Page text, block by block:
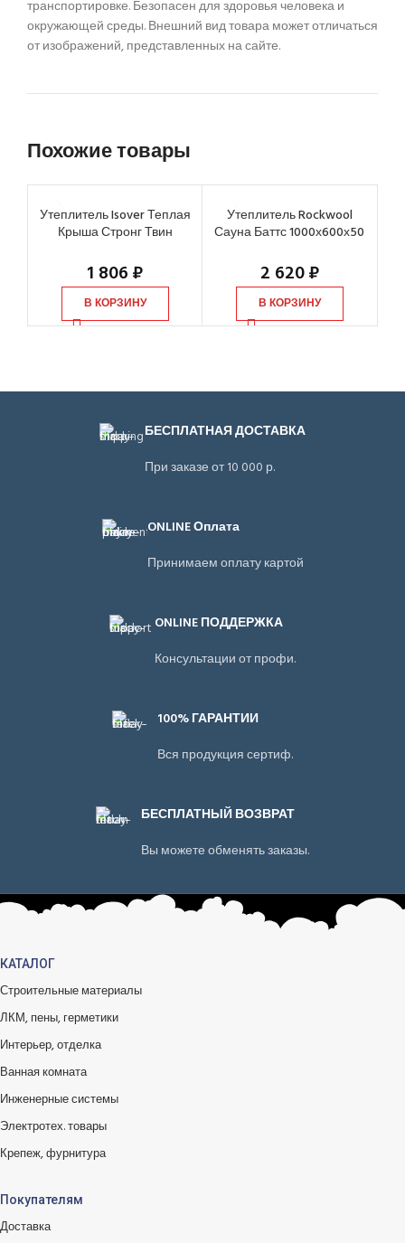
транспортировке. Безопасен для здоровья человека и
окружающей среды. Внешний вид товара может отличаться
от изображений, представленных на сайте.
Похожие товары
Утеплитель Isover Теплая
Крыша Стронг Твин
1 806₽
В КОРЗИНУ
Утеплитель Rockwool
Сауна Баттс 1000х600х50
2 620₽
В КОРЗИНУ
БЕСПЛАТНАЯ ДОСТАВКА
При заказе от 10 000 р.
ONLINE Оплата
Принимаем оплату картой
ONLINE ПОДДЕРЖКА
Консультации от профи.
100% ГАРАНТИИ
Вся продукция сертиф.
БЕСПЛАТНЫЙ ВОЗВРАТ
Вы можете обменять заказы.
КАТАЛОГ
Строительные материалы
ЛКМ, пены, герметики
Интерьер, отделка
Ванная комната
Инженерные системы
Электротех. товары
Крепеж, фурнитура
Покупателям
Доставка